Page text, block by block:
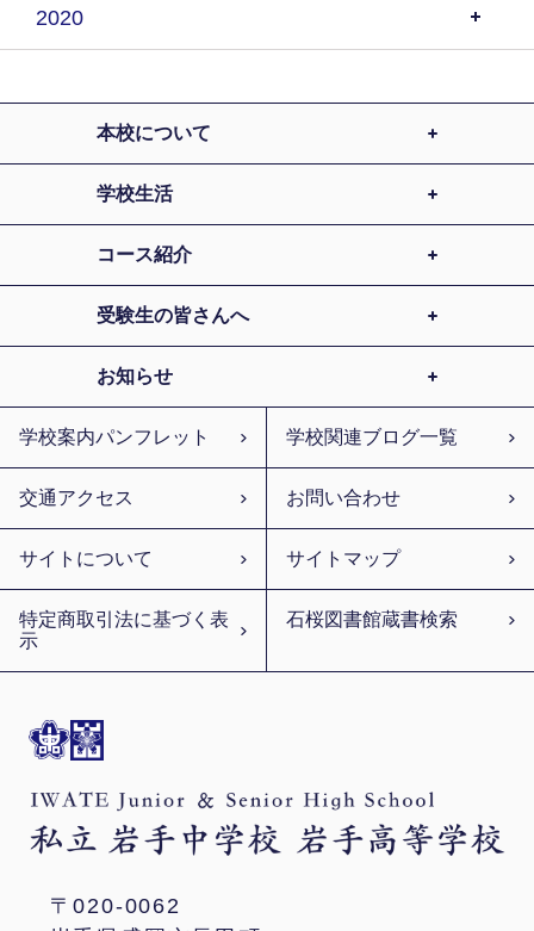
2020
〒020-0062
本校について
学校生活
コース紹介
受験生の皆さんへ
お知らせ
学校案内パンフレット 学校関連ブログ一覧
交通アクセス お問い合わせ
サイトについて サイトマップ
特定商取引法に基づく表
示
石桜図書館蔵書検索